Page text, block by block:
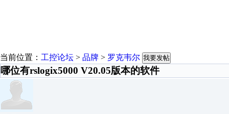
当前位置： 工控论坛 > 品牌 > 罗克韦尔 我要发帖
哪位有rslogix5000 V20.05版本的软件